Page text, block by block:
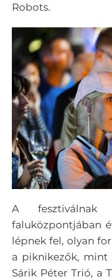
Robots.
A fesztiválnak
faluközpontjában
lépnek fel, olyan
a piknikezők, mint
Sárik Péter Trió, a